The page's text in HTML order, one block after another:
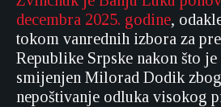
decembra 2025. godine,
tokom vanrednih izbora za
Republike Srpske nakon što
smijenjen Milorad Dodik zbog
nepoštivanje odluka visokog